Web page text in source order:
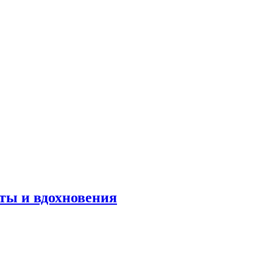
и вдохновения